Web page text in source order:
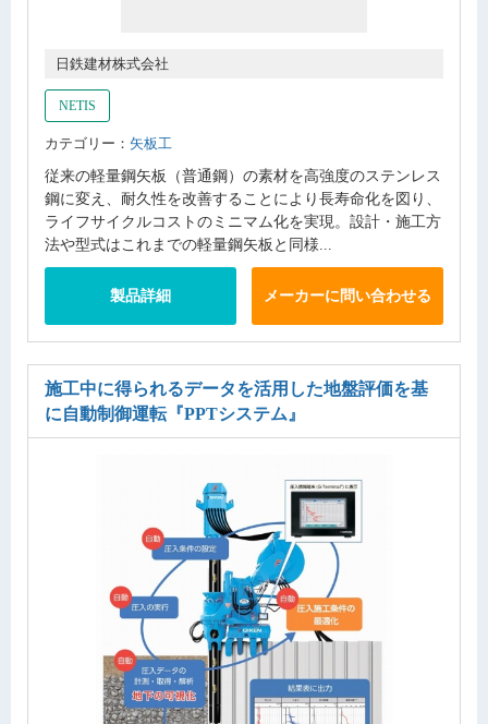
日鉄建材株式会社
NETIS
カテゴリー： 矢板工
従来の軽量鋼矢板（普通鋼）の素材を高強度のステンレス
鋼に変え、耐久性を改善することにより長寿命化を図り、
ライフサイクルコストのミニマム化を実現。設計・施工方
法や型式はこれまでの軽量鋼矢板と同様...
製品詳細 メーカーに問い合わせる
施工中に得られるデータを活用した地盤評価を基
に自動制御運転『PPTシステム』